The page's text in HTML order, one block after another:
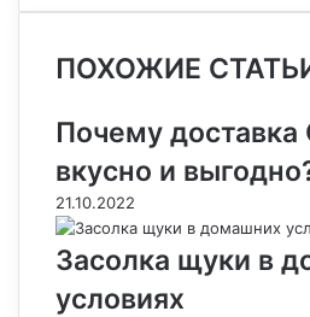
c
b
k
n
e
s
t
о
т
т
е
н
к
с
с
н
и
к
и
s
e
e
r
s
e
e
r
a
s
p
l
g
m
b
r
ч
т
ь
ПОХОЖИЕ
Почему доставка
вкусно и
21.10.2022
Засолка щуки в
условиях